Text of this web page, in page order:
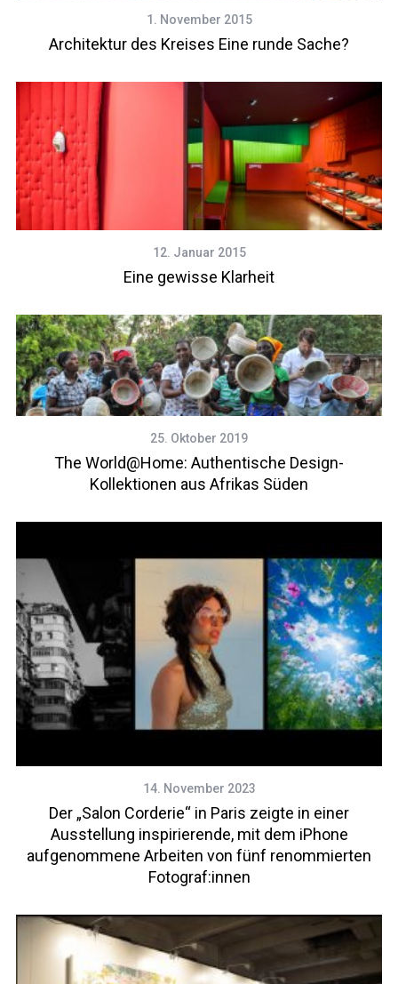
1. November 2015
Architektur des Kreises Eine runde Sache?
12. Januar 2015
Eine gewisse Klarheit
25. Oktober 2019
The World@Home: Authentische Design-
Kollektionen aus Afrikas Süden
14. November 2023
Der „Salon Corderie“ in Paris zeigte in einer
Ausstellung inspirierende, mit dem iPhone
aufgenommene Arbeiten von fünf renommierten
Fotograf:innen